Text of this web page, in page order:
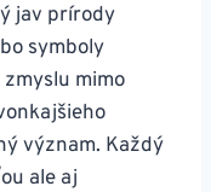
jav prírody
symboly
mimo
význam. Každý
ale aj